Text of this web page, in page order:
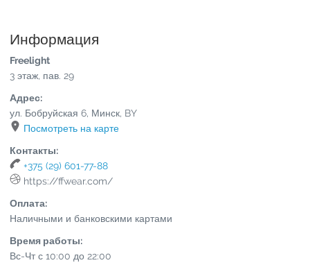
Информация
Freelight
3 этаж, пав. 29
Адрес:
ул. Бобруйская 6, Минск, BY
Посмотреть на карте
Контакты:
+375 (29) 601-77-88
https://ffwear.com/
Оплата:
Наличными и банковскими картами
Время работы:
Вс-Чт с 10:00 до 22:00